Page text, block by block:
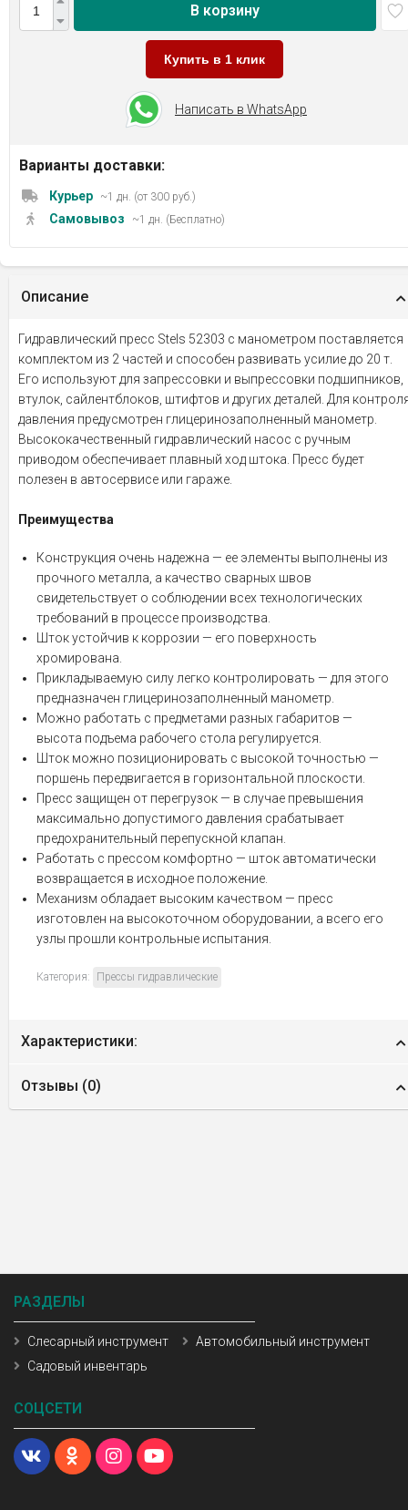
В корзину
Купить в 1 клик
Написать в WhatsApp
Варианты доставки:
Курьер ~1 дн. (от 300 руб.)
Самовывоз ~1 дн. (Бесплатно)
Описание
Гидравлический пресс Stels 52303 с манометром поставляется
комплектом из 2 частей и способен развивать усилие до 20 т.
Его используют для запрессовки и выпрессовки подшипников,
втулок, сайлентблоков, штифтов и других деталей. Для
давления предусмотрен глицеринозаполненный манометр.
Высококачественный гидравлический насос с ручным
приводом обеспечивает плавный ход штока. Пресс будет
полезен в автосервисе или гараже.
Преимущества
Конструкция очень надежна — ее элементы выполнены из
прочного металла, а качество сварных швов
свидетельствует о соблюдении всех технологических
требований в процессе производства.
Шток устойчив к коррозии — его поверхность
хромирована.
Прикладываемую силу легко контролировать — для этого
предназначен глицеринозаполненный манометр.
Можно работать с предметами разных габаритов —
высота подъема рабочего стола регулируется.
Шток можно позиционировать с высокой точностью —
поршень передвигается в горизонтальной плоскости.
Пресс защищен от перегрузок — в случае превышения
максимально допустимого давления срабатывает
предохранительный перепускной клапан.
Работать с прессом комфортно — шток автоматически
возвращается в исходное положение.
Механизм обладает высоким качеством — пресс
изготовлен на высокоточном оборудовании, а всего его
узлы прошли контрольные испытания.
Категория: Прессы гидравлические
Характеристики:
Отзывы (0)
РАЗДЕЛЫ
Слесарный инструмент
Автомобильный инструмент
Садовый инвентарь
СОЦСЕТИ